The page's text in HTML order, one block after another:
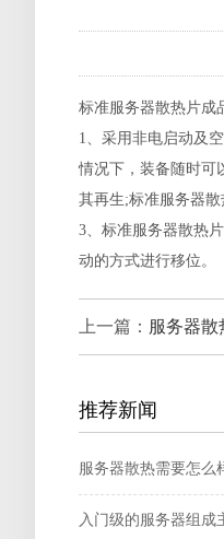
标准服务器散热片成
1、采用非电启动及
情况下，装备随时可
其再生;标准服务器
3、标准服务器散热
动的方式进行移位。
上一篇： 服务器散
推荐新闻
服务器散热需要怎么
入门级的服务器组成